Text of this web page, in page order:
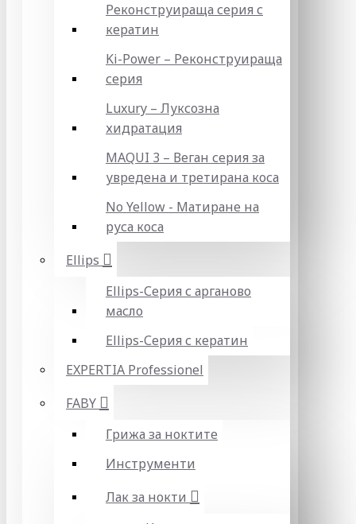
Реконструираща серия с
кератин
Ki-Power – Реконструираща
серия
Luxury – Луксозна
хидратация
MAQUI 3 – Веган серия за
увредена и третирана коса
No Yellow - Матиране на
руса коса
Ellips
Ellips-Серия с арганово
масло
Ellips-Серия с кератин
EXPERTIA Professionel
FABY
Грижа за ноктите
Инструменти
Лак за нокти